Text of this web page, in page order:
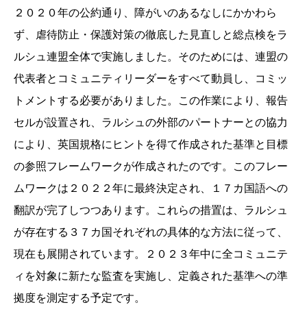
２０２０年の公約通り、障がいのあるなしにかかわら
ず、虐待防止・保護対策の徹底した見直しと総点検をラ
ルシュ連盟全体で実施しました。そのためには、連盟の
代表者とコミュニティリーダーをすべて動員し、コミッ
トメントする必要がありました。この作業により、報告
セルが設置され、ラルシュの外部のパートナーとの協力
により、英国規格にヒントを得て作成された基準と目標
の参照フレームワークが作成されたのです。このフレー
ムワークは２０２２年に最終決定され、１７カ国語への
翻訳が完了しつつあります。これらの措置は、ラルシュ
が存在する３７カ国それぞれの具体的な方法に従って、
現在も展開されています。２０２３年中に全コミュニテ
ィを対象に新たな監査を実施し、定義された基準への準
拠度を測定する予定です。